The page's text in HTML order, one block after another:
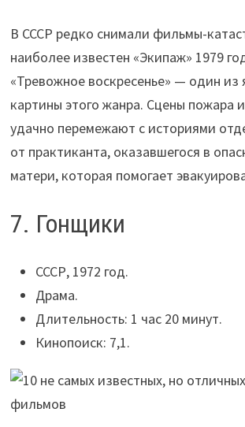
В СССР редко снимали фильмы-
наиболее известен «Экипаж» 1979
«Тревожное воскресенье» — один из
картины этого жанра. Сцены пожара
удачно перемежают с историями
от практиканта, оказавшегося в
матери, которая помогает
7. Гонщики
СССР, 1972 год.
Драма.
Длительность: 1 час 20 минут.
Кинопоиск: 7,1.